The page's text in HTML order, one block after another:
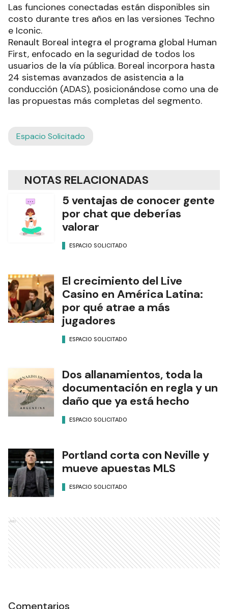
Las funciones conectadas están disponibles sin
costo durante tres años en las versiones Techno
e Iconic.
Renault Boreal integra el programa global Human
First, enfocado en la seguridad de todos los
usuarios de la vía pública. Boreal incorpora hasta
24 sistemas avanzados de asistencia a la
conducción (ADAS), posicionándose como una de
las propuestas más completas del segmento.
Espacio Solicitado
NOTAS RELACIONADAS
5 ventajas de conocer gente
por chat que deberías
valorar
ESPACIO SOLICITADO
El crecimiento del Live
Casino en América Latina:
por qué atrae a más
jugadores
ESPACIO SOLICITADO
Dos allanamientos, toda la
documentación en regla y un
daño que ya está hecho
ESPACIO SOLICITADO
Portland corta con Neville y
mueve apuestas MLS
ESPACIO SOLICITADO
Ads
Comentarios